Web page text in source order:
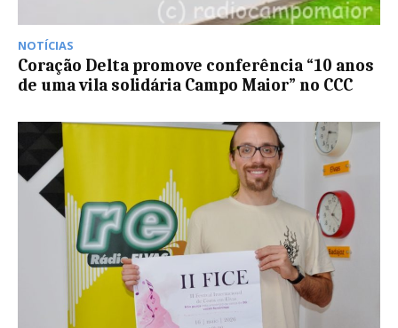
NOTÍCIAS
Coração Delta promove conferência “10 anos
de uma vila solidária Campo Maior” no CCC